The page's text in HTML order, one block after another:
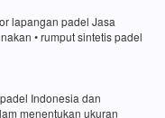
lapangan padel Jasa
• rumput sintetis padel
Indonesia dan
menentukan ukuran